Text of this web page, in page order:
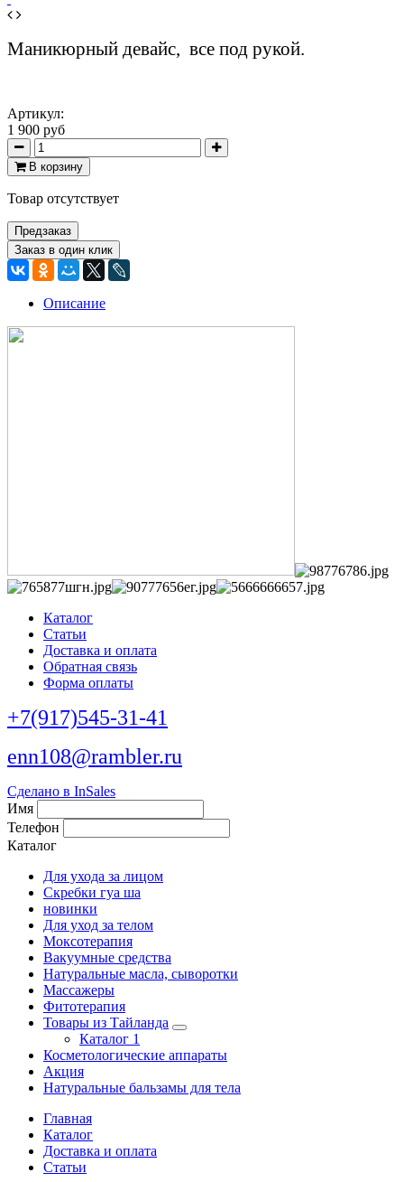
Маникюрный девайс, все под рукой.
Артикул:
1 900 руб
В корзину
Товар отсутствует
Предзаказ
Заказ в один клик
Описание
Каталог
Статьи
Доставка и оплата
Обратная связь
Форма оплаты
+7(917)545-31-41
enn108@rambler.ru
Сделано в InSales
Имя
Телефон
Каталог
Для ухода за лицом
Скребки гуа ша
новинки
Для уход за телом
Моксотерапия
Вакуумные средства
Натуральные масла, сыворотки
Массажеры
Фитотерапия
Товары из Тайланда
Каталог 1
Косметологические аппараты
Акция
Натуральные бальзамы для тела
Главная
Каталог
Доставка и оплата
Статьи